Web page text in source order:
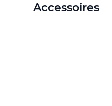
Accessoires